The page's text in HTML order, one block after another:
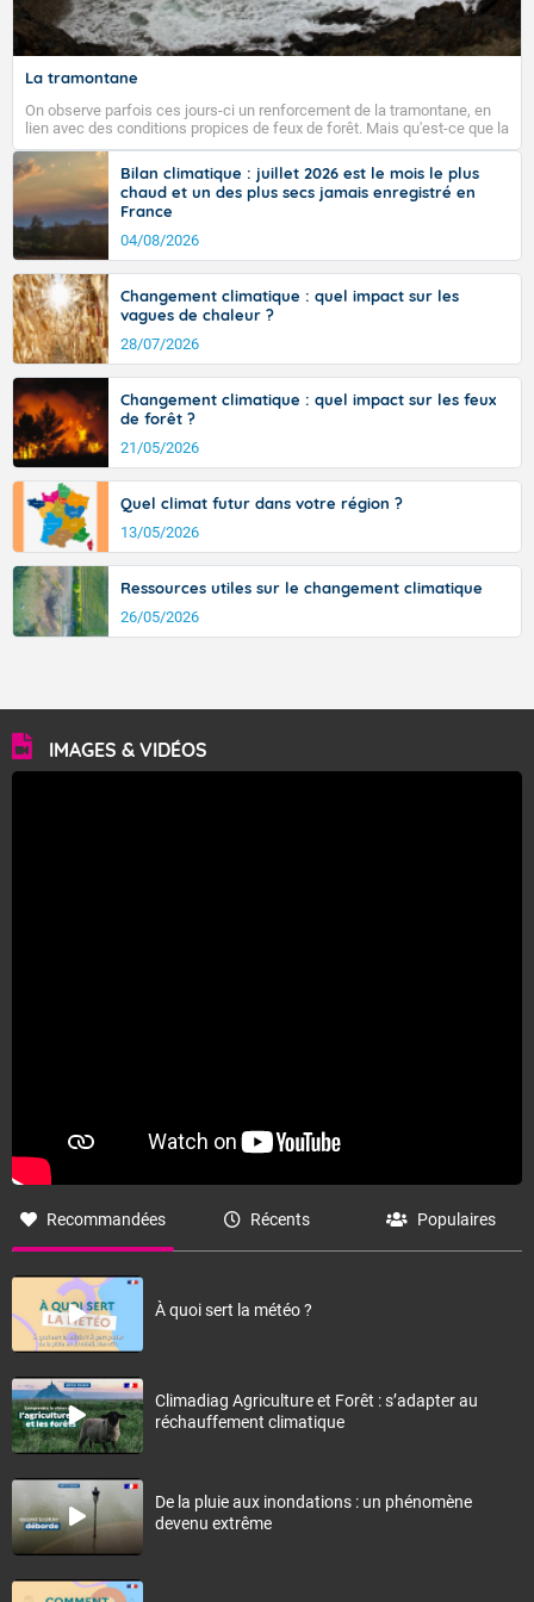
Fermer
La tramontane
On observe parfois ces jours-ci un renforcement de la tramontane, en
lien avec des conditions propices de feux de forêt. Mais qu'est-ce que la
tramontane ? Quelles sont ses caractéristiques ? La tramontane est un
vent turbulent soufflant de secteur nord-ouest à nord, ou ouest à nord-
ouest, dans un secteur qui part du Roussillon à la vallée de l’Aude et à
l’ouest de l’Hérault. L’étymologie de ce vent vient du latin trasmontanus,
signifiant au-delà des monts, en allusion aux régions montagneuses
d’où provient ce vent.
Bilan climatique : juillet 2026 est le mois le plus
chaud et un des plus secs jamais enregistré en
France
04/08/2026
Changement climatique : quel impact sur les
vagues de chaleur ?
28/07/2026
Changement climatique : quel impact sur les feux
de forêt ?
21/05/2026
Quel climat futur dans votre région ?
13/05/2026
Ressources utiles sur le changement climatique
26/05/2026
IMAGES & VIDÉOS
Recommandées Récents Populaires
À quoi sert la météo ?
Climadiag Agriculture et Forêt : s’adapter au
réchauffement climatique
De la pluie aux inondations : un phénomène
devenu extrême